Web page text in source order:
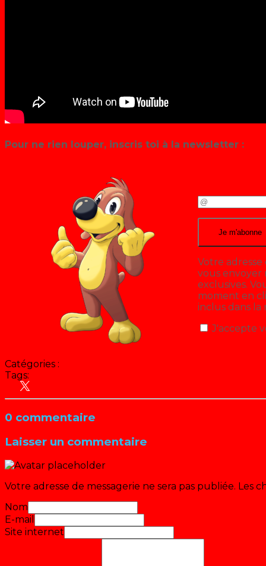
Pour ne rien louper, inscris toi à la newsletter :
Votre
vous
exclusives.
moment en
inclus dans la
J'accepte
Catégories :
Tags:
0 commentaire
Laisser un commentaire
Votre adresse de messagerie ne sera pas publiée. Les
Nom
E-mail
Site internet